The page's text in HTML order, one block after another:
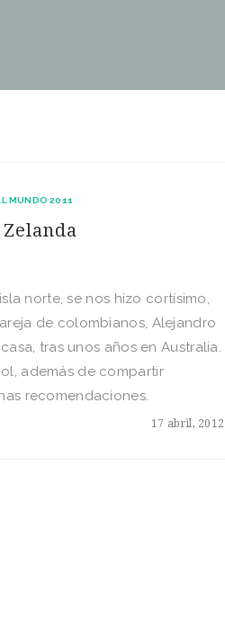
MUNDO 2011
17 abril, 2012
norte, se nos hizo cortísimo,
de colombianos, Alejandro
tras unos años en Australia.
además de compartir
recomendaciones.